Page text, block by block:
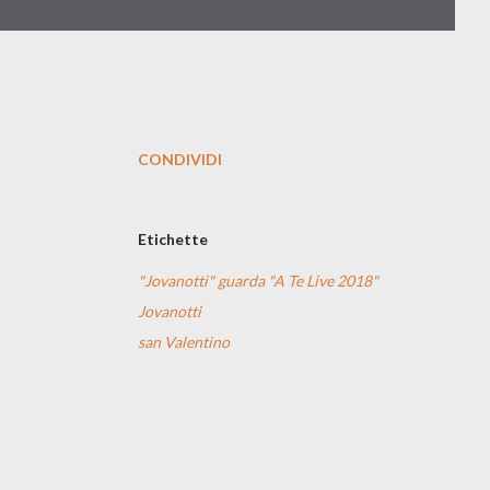
CONDIVIDI
Etichette
"Jovanotti" guarda "A Te Live 2018"
Jovanotti
san Valentino